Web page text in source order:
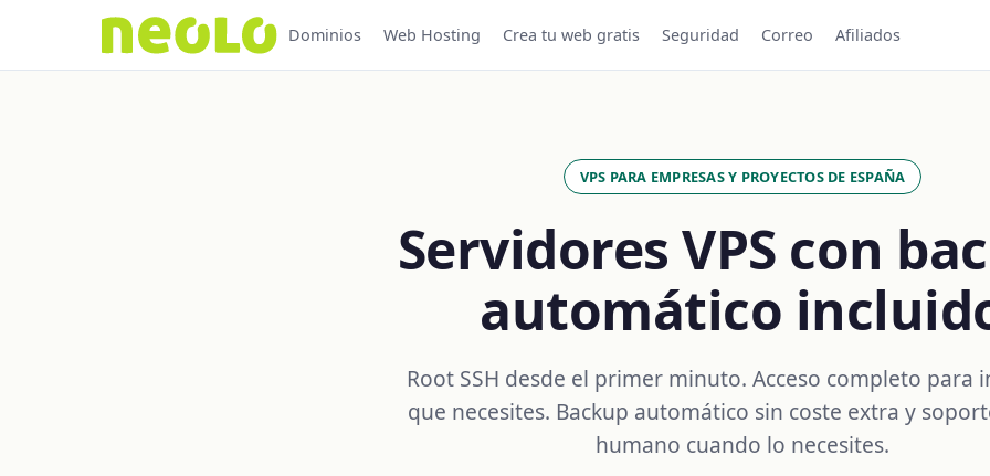
Dominios Web Hosting Crea tu web gratis Seguridad Correo Afiliados
VPS PARA EMPRESAS Y PROYECTOS DE ESPAÑA
Servidores VPS con
automático
Root SSH desde el primer minuto. Acceso completo para
que necesites. Backup automático sin coste extra y
humano cuando lo necesites.